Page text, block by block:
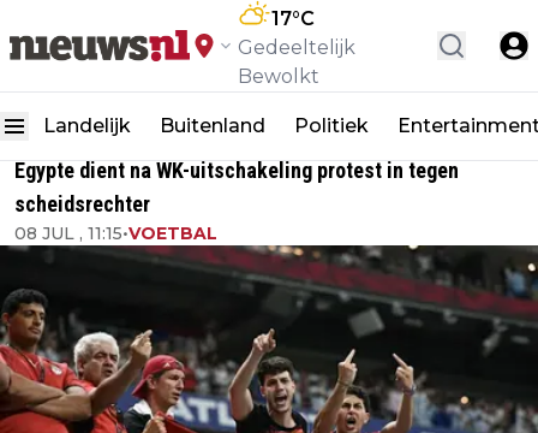
17°C
Gedeeltelijk
Bewolkt
Landelijk Buitenland Politiek
Egypte dient na WK-uitschakeling protest in tegen
scheidsrechter
08 JUL , 11:15•VOETBAL